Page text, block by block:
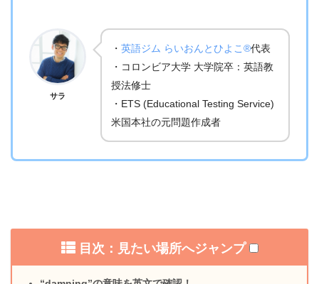
サラ
・ 英語ジム らいおんとひよこ®代表
・コロンビア大学 大学院卒：英語教
授法修士
・ETS (Educational Testing Service)
米国本社の元問題作成者
目次：見たい場所へジャンプ